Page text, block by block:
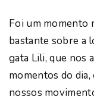
Foi um momento
bastante sobre a
gata Lili, que nos
momentos do
nossos